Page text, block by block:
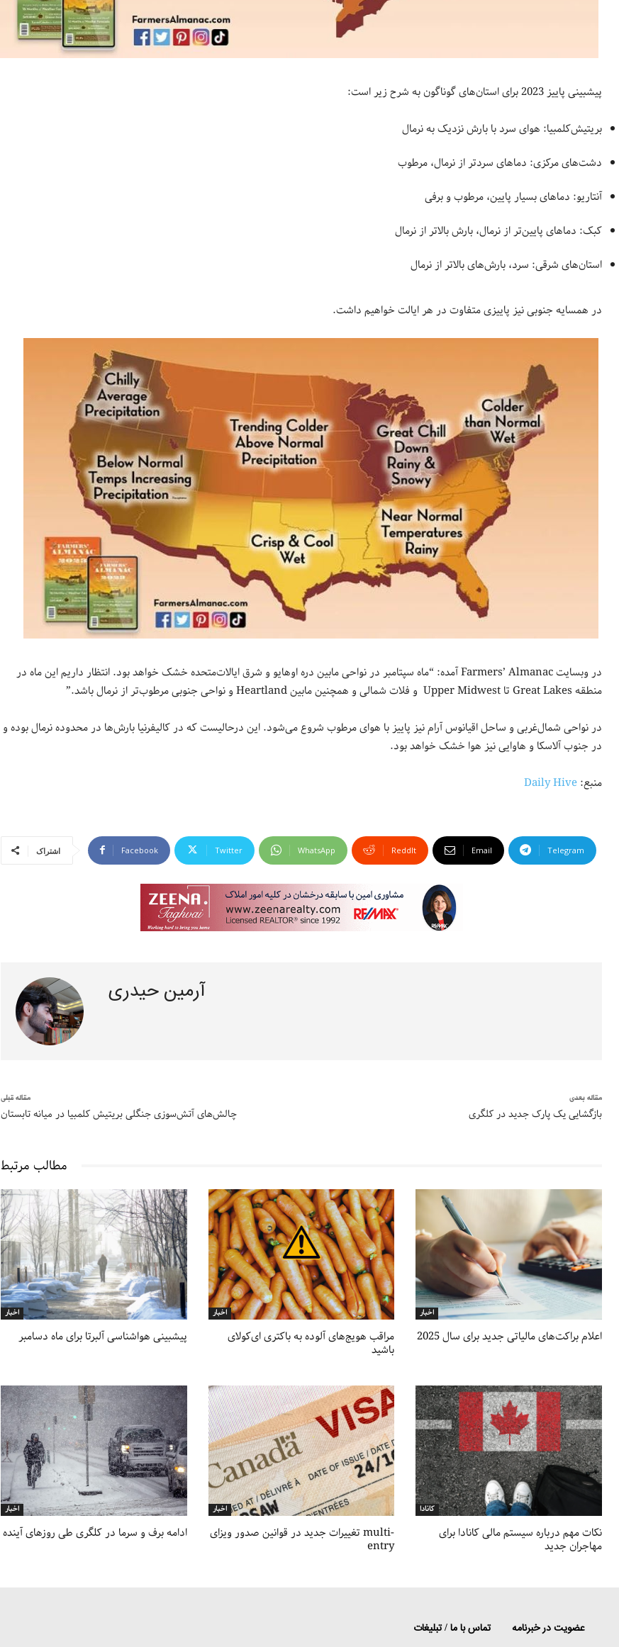
پیشبینی پاییز 2023 برای استان‌های گوناگون به شرح زیر است:
بریتیش‌کلمبیا: هوای سرد با بارش نزدیک به نرمال
دشت‌های مرکزی: دماهای سردتر از نرمال، مرطوب
آنتاریو: دماهای بسیار پایین، مرطوب و برفی
کبک: دماهای پایین‌تر از نرمال، بارش بالاتر از نرمال
استان‌های شرقی: سرد، بارش‌های بالاتر از نرمال
در همسایه جنوبی نیز پاییزی متفاوت در هر ایالت‌ خواهیم داشت.
در وبسایت Farmers’ Almanac آمده: “ماه سپتامبر در نواحی مابین دره اوهایو و شرق ایالات‌متحده خشک خواهد بود. انتظار داریم این ماه در
منطقه Great Lakes تا Upper Midwest و فلات شمالی و همچنین مابین Heartland و نواحی جنوبی مرطوب‌تر از نرمال باشد.”
در نواحی شمال‌غربی و ساحل اقیانوس آرام نیز پاییز با هوای مرطوب شروع می‌شود. این درحالیست که در کالیفرنیا بارش‌ها در محدوده نرمال بوده و
در جنوب آلاسکا و هاوایی نیز هوا خشک خواهد بود.
منبع:Daily Hive
اشتراک Facebook Twitter WhatsApp ReddIt Email Telegram
آرمین حیدری
مقاله قبلی
چالش‌های آتش‌سوزی‌ جنگلی بریتیش کلمبیا در میانه تابستان
مقاله بعدی
بازگشایی یک پارک جدید در کلگری
مطالب مرتبط
اخبار
پیشبینی هواشناسی آلبرتا برای ماه دسامبر
اخبار
مراقب هویج‌های آلوده به باکتری ای‌کولای
باشید
اخبار
اعلام براکت‌های مالیاتی جدید برای سال 2025
اخبار
ادامه برف و سرما در کلگری طی روزهای آینده
اخبار
تغییرات جدید در قوانین صدور ویزای multi-
entry
کانادا
نکات مهم درباره سیستم مالی کانادا برای
مهاجران جدید
تماس با ما / تبلیغات عضویت در خبرنامه